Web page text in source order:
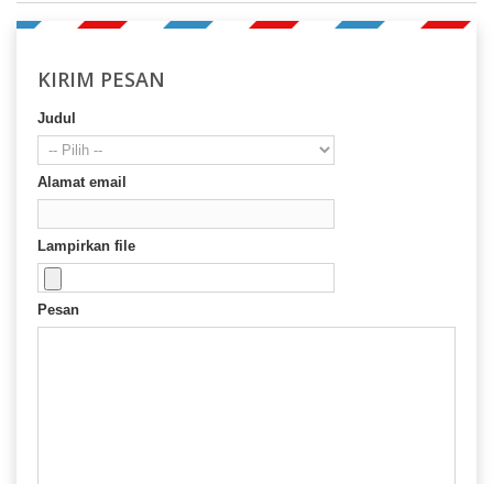
KIRIM PESAN
Judul
Alamat email
Lampirkan file
Pesan